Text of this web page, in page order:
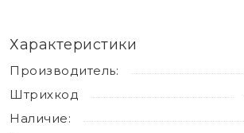
Характеристики
Производитель:
Штрихкод
Наличие: